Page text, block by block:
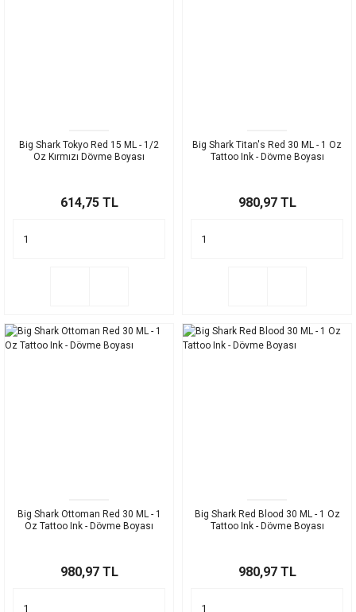
Big Shark Tokyo Red 15 ML - 1/2
Oz Kırmızı Dövme Boyası
614,75 TL
Big Shark Titan's Red 30 ML - 1 Oz
Tattoo Ink - Dövme Boyası
980,97 TL
Big Shark Ottoman Red 30 ML - 1
Oz Tattoo Ink - Dövme Boyası
980,97 TL
Big Shark Red Blood 30 ML - 1 Oz
Tattoo Ink - Dövme Boyası
980,97 TL